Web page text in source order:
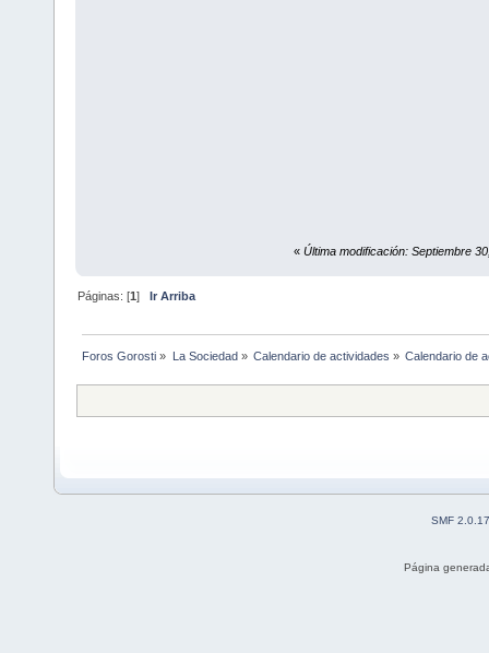
« Última modificación: Septiembre
Páginas: [1] Ir Arriba
Foros Gorosti » La Sociedad » Calendario de actividades » Calendario de
SMF 2.0.17
Página